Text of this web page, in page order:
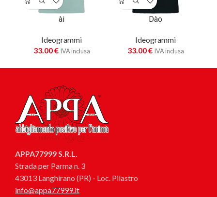
ài
Ideogrammi
33.00€ IVA inclusa
Dào
Ideogrammi
33.00€ IVA inclusa
APPA77999 S.R.L.
Strada per Parma n. 3
43013 Langhirano (PR) - Loc. Pilastro
info@appa77999.it